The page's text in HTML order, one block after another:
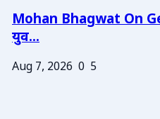
Mohan Bhagwat On
युव...
Aug 7, 2026 0 5